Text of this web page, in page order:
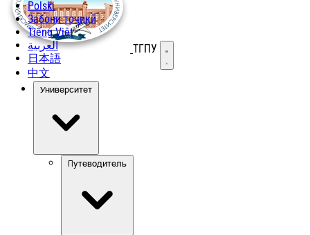
Polski
Забони тоҷикӣ
Tiếng Việt
العربية
日本語
中文
ТГПУ Открыть меню
Университет
Путеводитель